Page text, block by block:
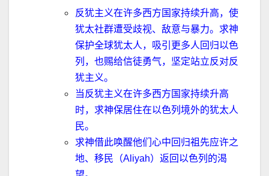
反犹主义在许多西方国家持续升高，使
犹太社群遭受歧视、 敌意与暴力。求神
保护全球犹太人，吸引更多人回归以色
列，也赐给信徒勇气，坚定站立反对反
犹主义。
当反犹主义在许多西方国家持续升高
时，求神保居住在以色列境外的犹太人
民。
求神借此唤醒他们心中回归祖先应许之
地、移民（Aliyah）返回以色列的渴